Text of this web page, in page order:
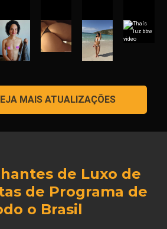
MAIS ATUALIZAÇÔES
de Luxo de
de Programa de
o Brasil